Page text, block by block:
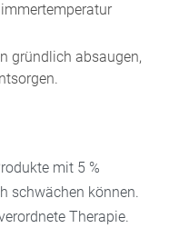
gründlich absaugen,
mit 5 %
schwächen können.
Therapie.